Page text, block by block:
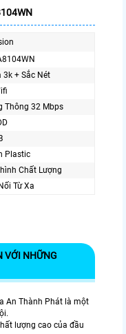
3k + Sắc Nét
Thông 32 Mbps
Plastic
Chất Lượng
Từ Xa
VỚI NHỮNG
An Thành Phát là một
lượng cao của đầu